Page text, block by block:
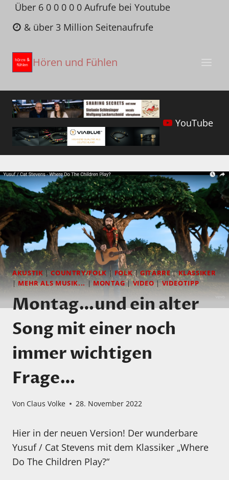
Zum
Inhalt
springen
Über 6 0 0 0 0 0 Aufrufe bei Youtube
& über 3 Million Seitenaufrufe
Hören und Fühlen
YouTube
AKUSTIK |COUNTRY/FOLK | FOLK|GITARRE|KLASSIKER
| MEHR ALS MUSIK... |MONTAG|VIDEO|VIDEOTIPP
Montag…und ein alter
Song mit einer noch
immer wichtigen
Frage…
Von Claus Volke 28. November 2022
Hier in der neuen Version! Der wunderbare
Yusuf / Cat Stevens mit dem Klassiker „Where
Do The Children Play?“